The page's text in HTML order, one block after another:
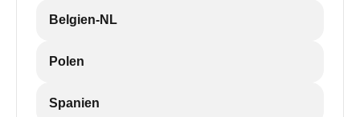
Belgien-NL
Polen
Spanien